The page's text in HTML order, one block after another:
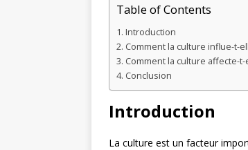
Table of Contents
Introduction
Comment la culture influe-t-
Comment la culture affecte-
Conclusion
Introduction
La culture est un facteur